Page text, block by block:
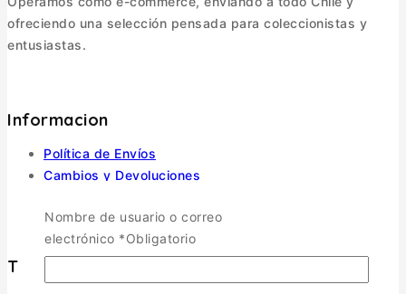
ofreciendo una selección pensada para coleccionistas y
entusiastas.
Informacion
Política de Envíos
Cambios y Devoluciones
Términos y Condiciones
Tienda
Nombre de usuario o correo
electrónico *Obligatorio